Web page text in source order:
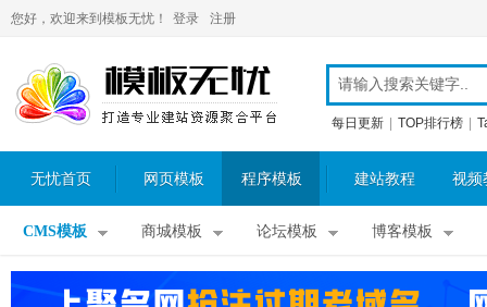
您好，欢迎来到模板无忧！ 登录 注册
每日更新 TOP排行榜
无忧首页 网页模板 程序模板 建站教程 视频
CMS模板 商城模板 论坛模板 博客模板